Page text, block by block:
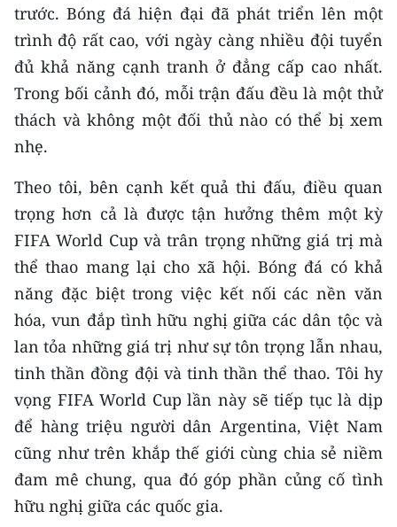
trước. Bóng đá hiện đại đã phát triển lên một
trình độ rất cao, với ngày càng nhiều đội tuyển
đủ khả năng cạnh tranh ở đẳng cấp cao nhất.
Trong bối cảnh đó, mỗi trận đấu đều là một thử
thách và không một đối thủ nào có thể bị xem
nhẹ.
Theo tôi, bên cạnh kết quả thi đấu, điều quan
trọng hơn cả là được tận hưởng thêm một kỳ
FIFA World Cup và trân trọng những giá trị mà
thể thao mang lại cho xã hội. Bóng đá có khả
năng đặc biệt trong việc kết nối các nền văn
hóa, vun đắp tình hữu nghị giữa các dân tộc và
lan tỏa những giá trị như sự tôn trọng lẫn nhau,
tinh thần đồng đội và tinh thần thể thao. Tôi hy
vọng FIFA World Cup lần này sẽ tiếp tục là dịp
để hàng triệu người dân Argentina, Việt Nam
cũng như trên khắp thế giới cùng chia sẻ niềm
đam mê chung, qua đó góp phần củng cố tình
hữu nghị giữa các quốc gia.